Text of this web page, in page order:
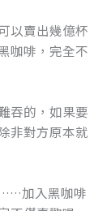
以賣出幾億杯
咖啡，完全不
吞的，如果要
非對方原本就
加入黑咖啡